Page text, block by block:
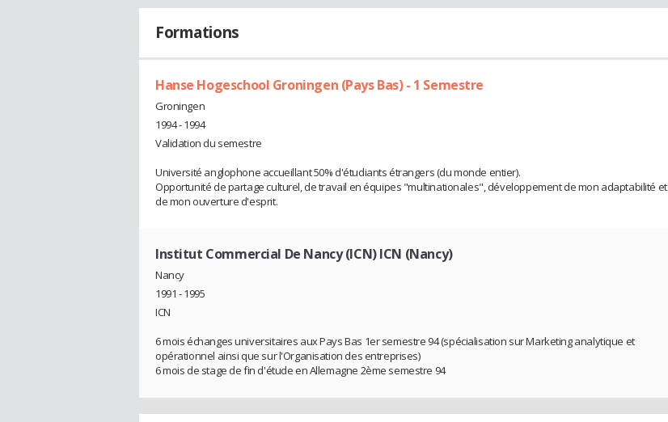
Formations
Hanse Hogeschool Groningen (Pays Bas) - 1 Semestre
Groningen
1994 - 1994
Validation du semestre
Université anglophone accueillant 50% d'étudiants étrangers (du monde entier).
Opportunité de partage culturel, de travail en équipes "multinationales", développement de mon adaptabilité et
de mon ouverture d'esprit.
Institut Commercial De Nancy (ICN) ICN (Nancy)
Nancy
1991 - 1995
ICN
6 mois échanges universitaires aux Pays Bas 1er semestre 94 (spécialisation sur Marketing analytique et
opérationnel ainsi que sur l'Organisation des entreprises)
6 mois de stage de fin d'étude en Allemagne 2ème semestre 94